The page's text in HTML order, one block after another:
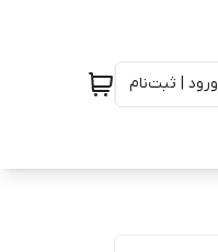
ورود | ثبت‌نام